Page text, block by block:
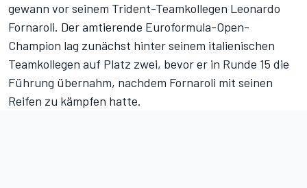
gewann vor seinem Trident-Teamkollegen Leonardo
Fornaroli. Der amtierende Euroformula-Open-
Champion lag zunächst hinter seinem italienischen
Teamkollegen auf Platz zwei, bevor er in Runde 15 die
Führung übernahm, nachdem Fornaroli mit seinen
Reifen zu kämpfen hatte.